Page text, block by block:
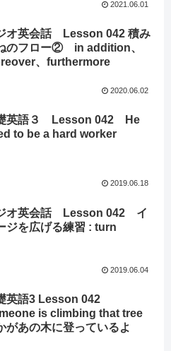
2021.06.01
オ英会話 Lesson 042 積み
のフロー② in addition、
、furthermore
2020.06.02
英語３ Lesson 042 He
to be a hard worker
2019.06.18
オ英会話 Lesson 042 イ
ジを広げる練習 : turn
2019.06.04
英語3 Lesson 042
is climbing that tree
があの木に登っているよ